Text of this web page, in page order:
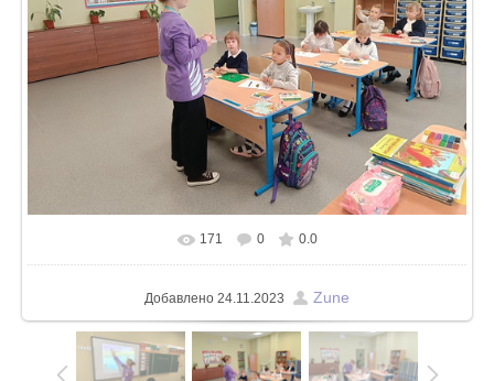
В реальном размере 700x525
171 0 0.0
Добавлено 24.11.2023 Zune